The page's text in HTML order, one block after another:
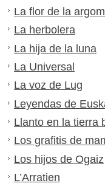
La flor de la
La herbolera
La hija de la luna
La Universal
La voz de Lug
Leyendas de
Llanto en la tierra
Los grafitis de
Los hijos de Ogaiz
L’Arratien